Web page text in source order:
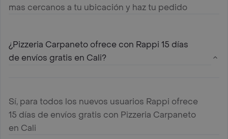
mas cercanos a tu ubicación y haz tu pedido
¿Pizzeria Carpaneto ofrece con Rappi 15 días
de envíos gratis en Cali?
Sí, para todos los nuevos usuarios Rappi ofrece
15 días de envíos gratis con Pizzeria Carpaneto
en Cali